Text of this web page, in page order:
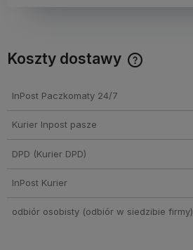
Koszty dostawy
InPost Paczkomaty 24/7
Kurier Inpost pasze
DPD (Kurier DPD)
InPost Kurier
odbiór osobisty(odbiór w siedzibie firmy)